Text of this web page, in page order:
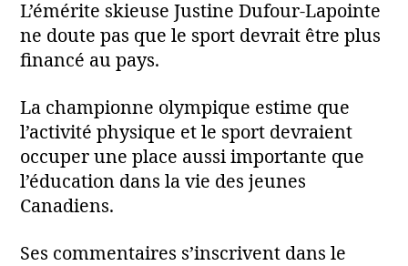
L’émérite skieuse Justine Dufour-Lapointe
ne doute pas que le sport devrait être plus
financé au pays.
La championne olympique estime que
l’activité physique et le sport devraient
occuper une place aussi importante que
l’éducation dans la vie des jeunes
Canadiens.
Ses commentaires s’inscrivent dans le